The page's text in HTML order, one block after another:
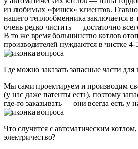
из любимых «фишек» клиентов.
нашего теплообменника заключается в
очень редко чистить — достаточно
В то же время большинство котлов
производителей нуждаются в чистке 4-
Где можно заказать запасные части для
Мы сами проектируем и производим
(у нас даже патенты есть), поэтому
где-то заказывать — они всегда есть у
Что случится с автоматическим
электричество?